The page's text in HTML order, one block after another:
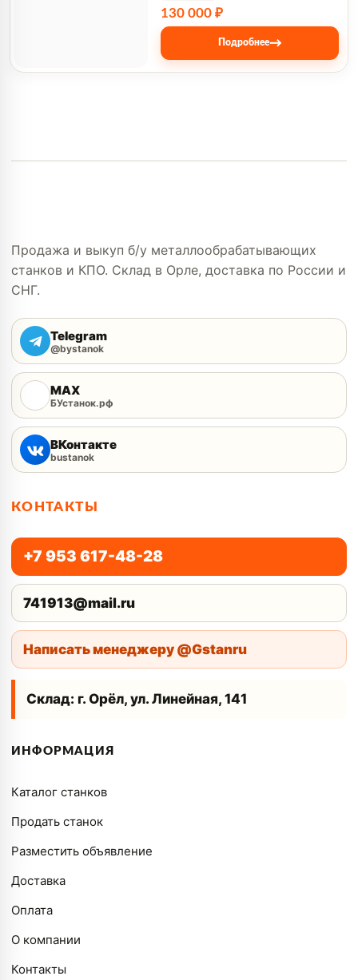
130 000 ₽
Подробнее→
Продажа и выкуп б/у металлообрабатывающих
станков и КПО. Склад в Орле, доставка по России и
СНГ.
Telegram
@bystanok
MAX
БУстанок.рф
ВКонтакте
bustanok
КОНТАКТЫ
+7 953 617-48-28
741913@mail.ru
Написать менеджеру @Gstanru
Склад: г. Орёл, ул. Линейная, 141
ИНФОРМАЦИЯ
Каталог станков
Продать станок
Разместить объявление
Доставка
Оплата
О компании
Контакты